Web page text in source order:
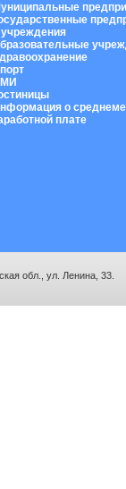
о
плате
обл., ул. Ленина, 33.